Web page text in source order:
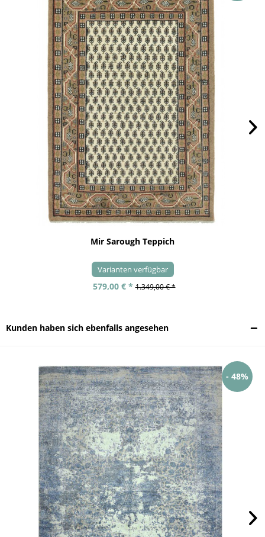
Mir Sarough Teppich
Varianten verfügbar
579,00 € * 1.349,00 € *
Kunden haben sich ebenfalls angesehen
- 48%